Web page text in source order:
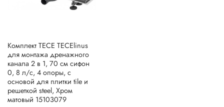
Комплект TECE TECElinus
для монтажа дренажного
канала 2 в 1, 70 см сифон
0, 8 л/с, 4 опоры, с
основой для плитки tile и
решеткой steel, Хром
матовый 15103079